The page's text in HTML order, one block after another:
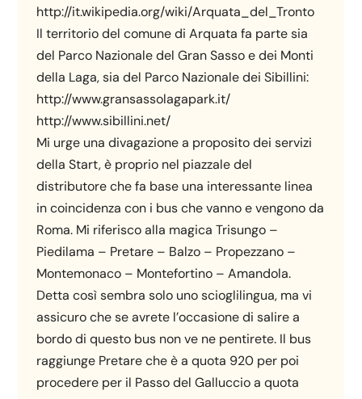
http://it.wikipedia.org/wiki/Arquata_del_Tronto
Il territorio del comune di Arquata fa parte sia
del Parco Nazionale del Gran Sasso e dei Monti
della Laga, sia del Parco Nazionale dei Sibillini:
http://www.gransassolagapark.it/
http://www.sibillini.net/
Mi urge una divagazione a proposito dei servizi
della Start, è proprio nel piazzale del
distributore che fa base una interessante linea
in coincidenza con i bus che vanno e vengono da
Roma. Mi riferisco alla magica Trisungo –
Piedilama – Pretare – Balzo – Propezzano –
Montemonaco – Montefortino – Amandola.
Detta così sembra solo uno scioglilingua, ma vi
assicuro che se avrete l’occasione di salire a
bordo di questo bus non ve ne pentirete. Il bus
raggiunge Pretare che è a quota 920 per poi
procedere per il Passo del Galluccio a quota